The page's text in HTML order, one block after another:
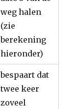
weg halen
(zie
berekening
hieronder)
bespaart dat
twee keer
zoveel